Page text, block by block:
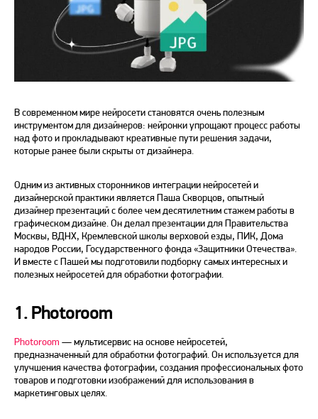
В современном мире нейросети становятся очень полезным
инструментом для дизайнеров: нейронки упрощают процесс работы
над фото и прокладывают креативные пути решения задачи,
которые ранее были скрыты от дизайнера.
Одним из активных сторонников интеграции нейросетей и
дизайнерской практики является Паша Скворцов, опытный
дизайнер презентаций с более чем десятилетним стажем работы в
графическом дизайне. Он делал презентации для Правительства
Москвы, ВДНХ, Кремлевской школы верховой езды, ПИК, Дома
народов России, Государственного фонда «Защитники Отечества».
И вместе с Пашей мы подготовили подборку самых интересных и
полезных нейросетей для обработки фотографии.
1. Photoroom
Photoroom — мультисервис на основе нейросетей,
предназначенный для обработки фотографий. Он используется для
улучшения качества фотографии, создания профессиональных фото
товаров и подготовки изображений для использования в
маркетинговых целях.